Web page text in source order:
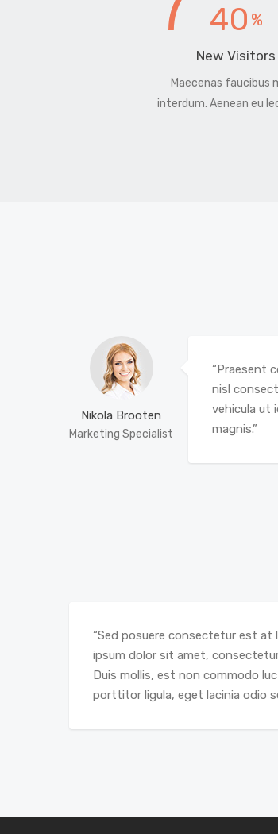
40
New Visitors
Maecenas faucibus
interdum. Aenean eu
Nikola Brooten
Marketing Specialist
“Praesent
nisl
vehicula ut
magnis.”
“Sed posuere consectetur est at
ipsum dolor sit amet,
Duis mollis, est non commodo
porttitor ligula, eget lacinia odio